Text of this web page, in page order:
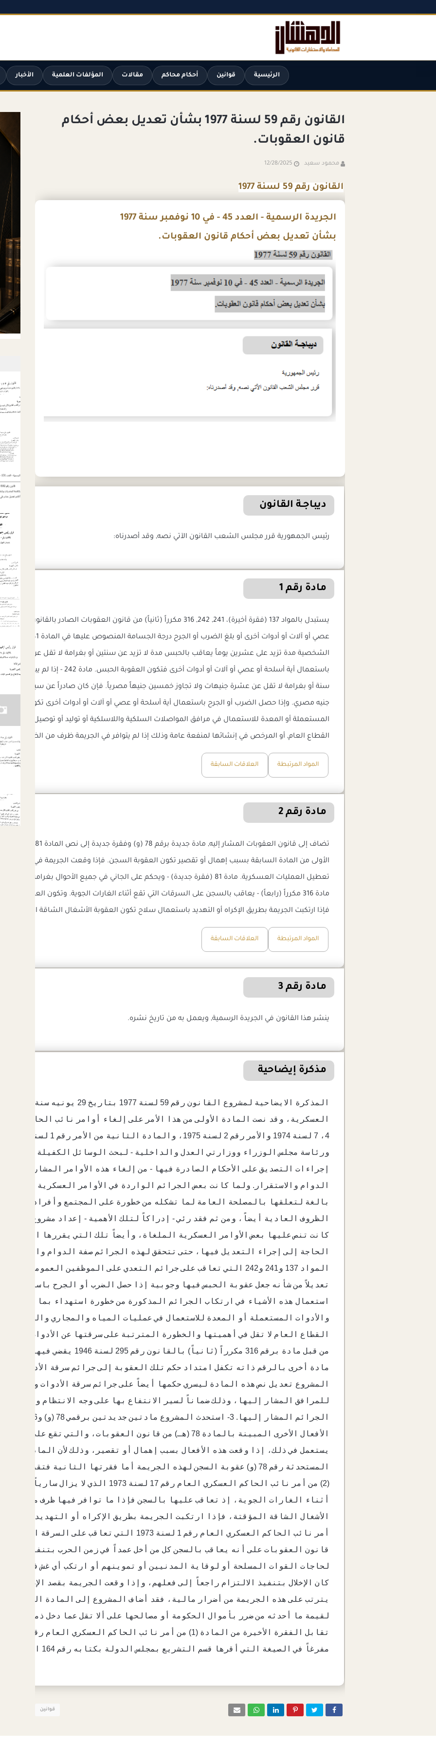
الرئيسية قوانين أحكام محاكم مقالات المؤلفات العلمية الأخبار
القانون رقم 59 لسنة 1977 بشأن تعديل بعض أحكام
قانون العقوبات.
محمود سعيد 12/28/2025
القانون رقم 59 لسنة 1977
الجريدة الرسمية - العدد 45 - في 10 نوفمبر سنة 1977
بشأن تعديل بعض أحكام قانون العقوبات.
ديباجـة القانون
رئيس الجمهورية قرر مجلس الشعب القانون الآتي نصه, وقد أصدرناه:
مادة رقم 1
الشخصية مدة تزيد على عشرين يوماً يعاقب بالحبس مدة لا تزيد عن سنتين أو بغرامة لا تقل عن عشرين
باستعمال أية أسلحة أو عصي أو
سنة أو بغرامة لا تقل عن عشرة جنيهات ولا تجاوز خمسين جنيهاً مصرياً. فإن كان صادراً عن سبق إصرار
المستعملة أو المعدة للاستعمال في مرافق المواصلات السلكية واللاسلكية أو توليد أو توصيل التيار
القطاع العام, أو المرخص في إنشائها لمنفعة عامة وذلك إذا لم يتوافر في الجريمة ظرف من الظروف المشددة
المواد المرتبطة العلاقات السابقة
مادة رقم 2
الأولى من المادة السابقة بسبب إهمال أو تقصير تكون العقوبة السجن. فإذا وقعت الجريمة في زمن حرب
تعطيل العمليات العسكرية. مادة 81 (فقرة جديدة) - ويحكم على الجاني في جميع
فإذا ارتكبت الجريمة بطريق الإكراه أو التهديد باستعمال سلاح تكون العقوبة الأشغال الشاقة المؤبدة.
المواد المرتبطة العلاقات السابقة
مادة رقم 3
ينشر هذا القانون في الجريدة الرسمية, ويعمل به من تاريخ نشره.
مذكرة إيضاحية
ورئاسة مجلس الوزراء ووزارتي العدل والداخلية - لبحث الوسائل الكفيلة بالحد
إجراءات التصديق على الأحكام الصادرة فيها - من إلغاء هذه الأوامر المشار
الدوام والاستقرار. ولما كانت بعض الجرائم الواردة في الأوامر العسكرية
بالغة لتعلقها بالمصلحة العامة لما تشكله من خطورة على المجتمع وأفراده
الظروف العادية أيضاً، ومن ثم فقد رئي - إدراكاً لتلك الأهمية - إعداد مشروع
كانت تنص عليها بعض الأوامر العسكرية الملغاة، وأيضاً تلك التي يقررها البعض
المواد 137 و241 و242 التي تعاقب على جرائم التعدي على الموظفين
تعديلاً من شأنه جعل عقوبة الحبس فيها وجوبية إذا حصل الضرب أو الجرح باستعمال
والأدوات المستعملة أو المعدة للاستعمال في عمليات المياه والمجاري
القطاع العام لا تقل في أهميتها والخطورة المترتبة على سرقتها عن الأدوات
مادة أخرى بالرقم ذاته تكفل امتداد حكم تلك العقوبة إلى جرائم سرقة الأدوات
المشروع تعديل نص هذه المادة ليسري حكمها أيضاً على جرائم سرقة الأدوات
الأفعال الأخرى المبينة بالمادة 78 (هـ) من قانون
المستحدثة رقم 78 (و) عقوبة السجن لهذه الجريمة أما فقرتها الثانية
قانون العقوبات على أنه يعاقب بالسجن كل من أخل عمداً في زمن الحرب بتنفيذ كل
لحاجات القوات المسلحة أو لوقاية المدنيين أو تموينهم أو ارتكب أي غش في
كان الإخلال بتنفيذ الالتزام راجعاً إلى فعلهم، وإذا وقعت الجريمة بقصد الإضرار
يترتب على هذه الجريمة من أضرار مالية، فقد أضاف المشروع إلى المادة
لقيمة ما أحدثه من ضرر بأموال الحكومة أو مصالحها على ألا تقل عما دخل ذمته
مفرغاً في الصيغة التي أقرها قسم التشريع بمجلس الدولة بكتابه رقم 164 المؤرخ 14/ 12/ 1977 رجاء الموافقة عليه والسير في إجراءات إصداره. وزير العدل
قوانين